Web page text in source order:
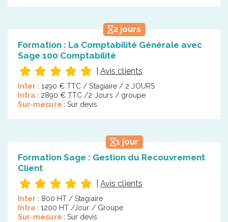
2 jours
Formation : La Comptabilité Générale avec
Sage 100 Comptabilité
Avis clients
Inter : 1490 € TTC / Stagiaire / 2 JOURS
Intra : 2890 € TTC /2 Jours / groupe
Sur-mesure : Sur devis
1 jour
Formation Sage : Gestion du Recouvrement
Client
Avis clients
Inter : 800 HT / Stagiaire
Intra : 1200 HT /Jour / Groupe
Sur-mesure : Sur devis